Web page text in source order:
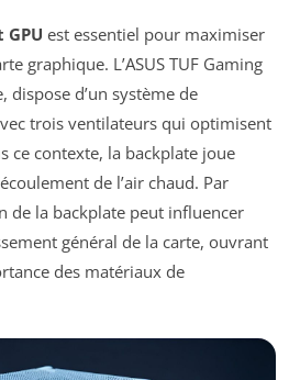
est essentiel pour maximiser
graphique. L’ASUS TUF Gaming
dispose d’un système de
trois ventilateurs qui optimisent
ce contexte, la backplate joue
de l’air chaud. Par
de la backplate peut influencer
général de la carte, ouvrant
des matériaux de